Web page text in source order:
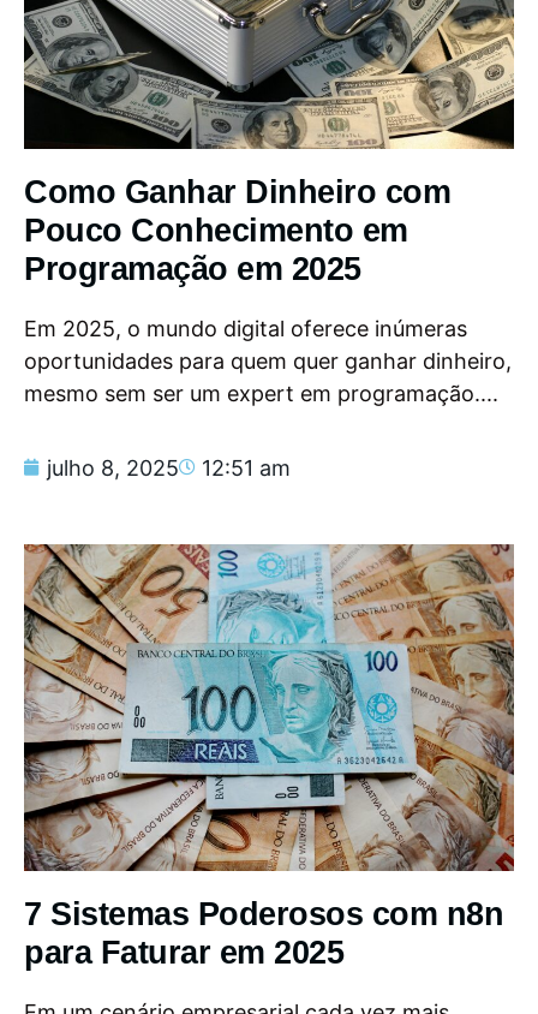
Como Ganhar Dinheiro com
Pouco Conhecimento em
Programação em 2025
Em 2025, o mundo digital oferece inúmeras
oportunidades para quem quer ganhar dinheiro,
mesmo sem ser um expert em programação....
julho 8, 2025 12:51 am
7 Sistemas Poderosos com n8n
para Faturar em 2025